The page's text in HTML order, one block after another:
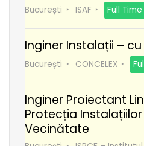
București ISAF Full Time
Inginer Instalații –
București CONCELEX
Inginer Proiectant
Protecția
Vecinătate